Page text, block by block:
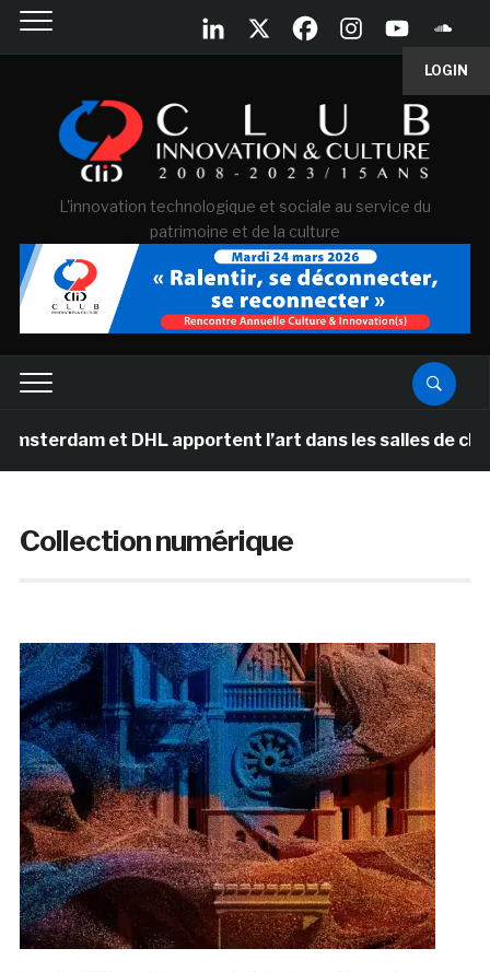
LOGIN
L'innovation technologique et sociale au service du
patrimoine et de la culture
et DHL apportent l’art dans les salles de classe des
Collection numérique